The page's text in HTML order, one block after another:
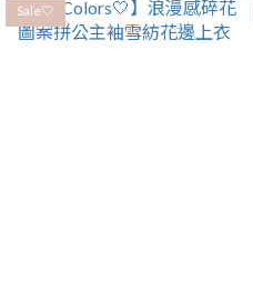
Sale🤍